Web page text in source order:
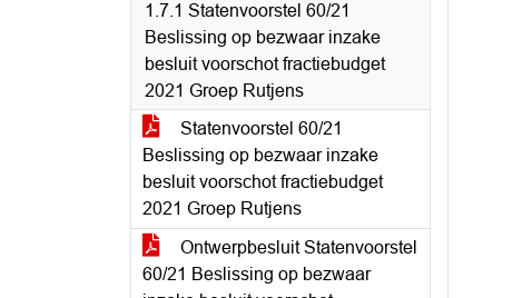
1.7.1 Statenvoorstel 60/21
Beslissing op bezwaar inzake
besluit voorschot fractiebudget
2021 Groep Rutjens
Statenvoorstel 60/21
Beslissing op bezwaar inzake
besluit voorschot fractiebudget
2021 Groep Rutjens
Ontwerpbesluit Statenvoorstel
60/21 Beslissing op bezwaar